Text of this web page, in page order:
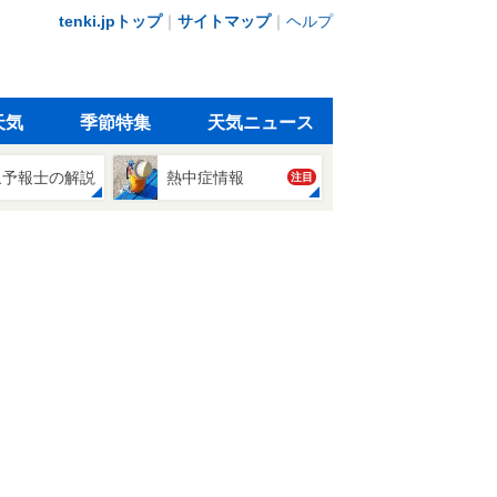
tenki.jpトップ｜ サイトマップ｜ ヘルプ
気 季節特集 天気ニュース
報士の解説 熱中症情報 注目